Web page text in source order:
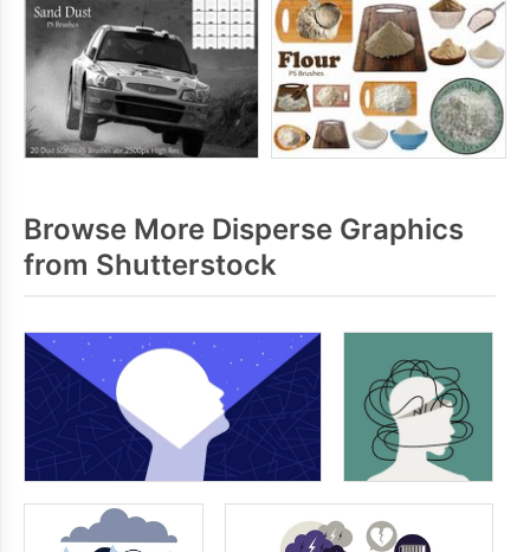
Browse More Disperse Graphics
from Shutterstock